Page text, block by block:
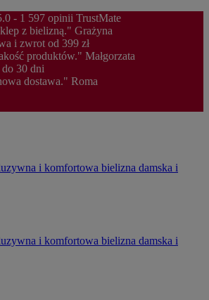
1 597 opinii TrustMate
z bielizną." Grażyna
i zwrot od 399 zł
produktów." Małgorzata
30 dni
dostawa." Roma